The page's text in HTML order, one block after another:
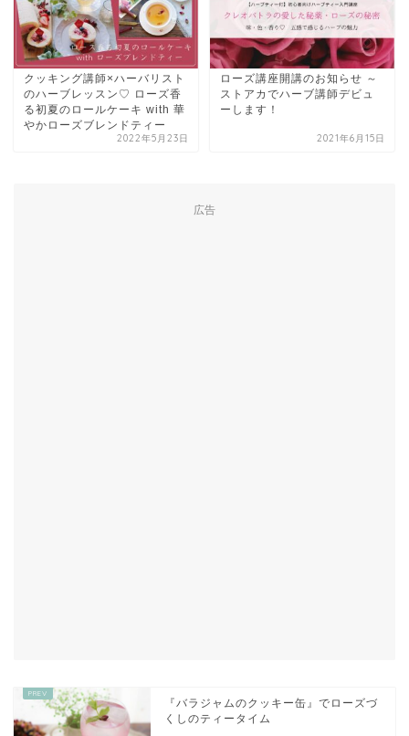
クッキング講師×ハーバリスト
のハーブレッスン♡ ローズ香
る初夏のロールケーキ with 華
やかローズブレンドティー
2022年5月23日
ローズ講座開講のお知らせ ～
ストアカでハーブ講師デビュ
ーします！
2021年6月15日
広告
『バラジャムのクッキー缶』でローズづ
くしのティータイム